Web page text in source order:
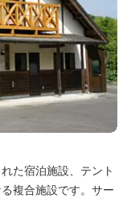
た宿泊施設、テント
複合施設です。サー